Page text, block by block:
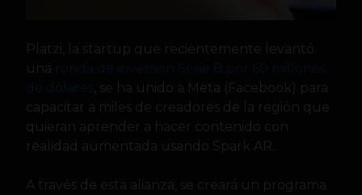
Platzi, la startup que recientemente levantó
una
, se ha unido a Meta (Facebook) para
capacitar a miles de creadores de la región que
quieran aprender a hacer contenido con
realidad aumentada usando Spark AR.
A través de esta alianza, se creará un programa